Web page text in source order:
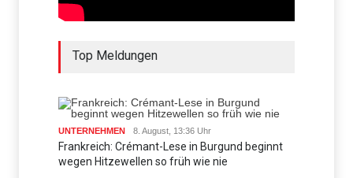
Top Meldungen
UNTERNEHMEN 8. August, 13:36 Uhr
Frankreich: Crémant-Lese in Burgund beginnt
wegen Hitzewellen so früh wie nie